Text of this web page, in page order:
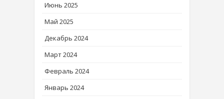
Июнь 2025
Май 2025
Декабрь 2024
Март 2024
Февраль 2024
Январь 2024